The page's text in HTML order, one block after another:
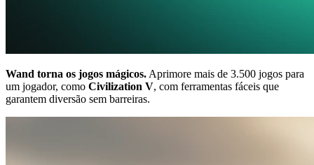
Wand torna os jogos mágicos. Aprimore mais de 3.500 jogos para
um jogador, como Civilization V, com ferramentas fáceis que
garantem diversão sem barreiras.